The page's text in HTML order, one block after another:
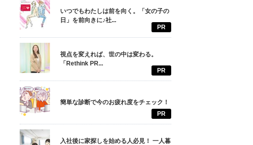
いつでもわたしは前を向く。「女の子の
日」を前向きに♪社...
PR
視点を変えれば、世の中は変わる。
「Rethink PR...
PR
簡単な診断で今のお疲れ度をチェック！
PR
入社後に家探しを始める人必見！ 一人暮